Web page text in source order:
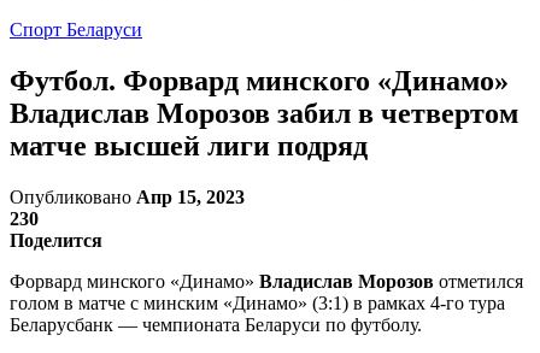
Спорт Беларуси
Футбол. Форвард минского «Динамо»
Владислав Морозов забил в четвертом
матче высшей лиги подряд
Опубликовано Апр 15, 2023
230
Поделится
Форвард минского «Динамо» Владислав Морозов отметился
голом в матче с минским «Динамо» (3:1) в рамках 4-го тура
Беларусбанк — чемпионата Беларуси по футболу.